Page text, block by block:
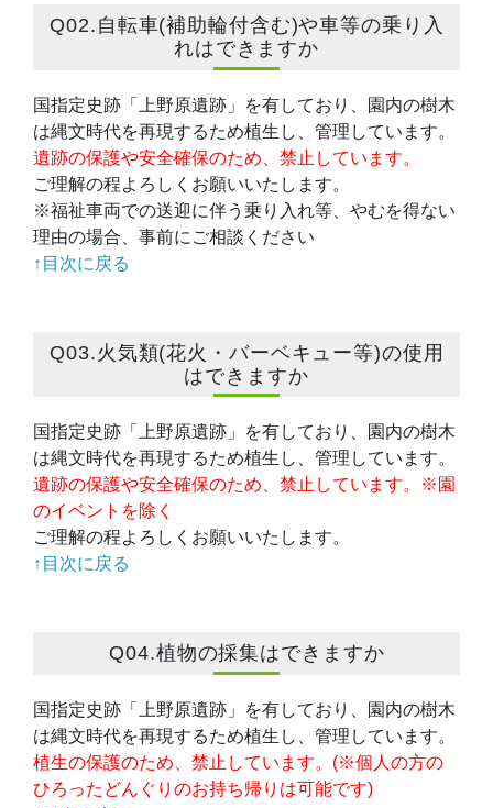
Q02.自転車(補助輪付含む)や車等の乗り入
れはできますか
国指定史跡「上野原遺跡」を有しており、園内の樹木
は縄文時代を再現するため植生し、管理しています。
遺跡の保護や安全確保のため、禁止しています。
ご理解の程よろしくお願いいたします。
※福祉車両での送迎に伴う乗り入れ等、やむを得ない
理由の場合、事前にご相談ください
↑目次に戻る
Q03.火気類(花火・バーベキュー等)の使用
はできますか
国指定史跡「上野原遺跡」を有しており、園内の樹木
は縄文時代を再現するため植生し、管理しています。
遺跡の保護や安全確保のため、禁止しています。※園
のイベントを除く
ご理解の程よろしくお願いいたします。
↑目次に戻る
Q04.植物の採集はできますか
国指定史跡「上野原遺跡」を有しており、園内の樹木
は縄文時代を再現するため植生し、管理しています。
植生の保護のため、禁止しています。(※個人の方の
ひろったどんぐりのお持ち帰りは可能です)